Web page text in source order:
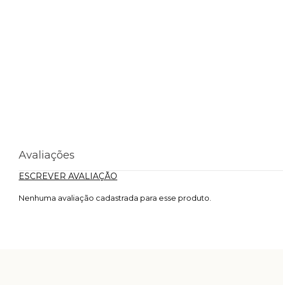
Avaliações
ESCREVER AVALIAÇÃO
Nenhuma avaliação cadastrada para esse produto.